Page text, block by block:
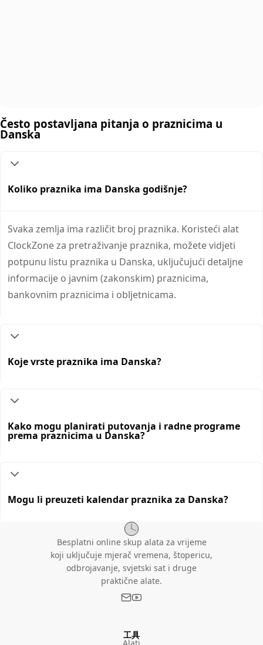
Često postavljana pitanja o praznicima u
Danska
Koliko praznika ima Danska godišnje?
Svaka zemlja ima različit broj praznika. Koristeći alat
ClockZone za pretraživanje praznika, možete vidjeti
potpunu listu praznika u Danska, uključujući detaljne
informacije o javnim (zakonskim) praznicima,
bankovnim praznicima i obljetnicama.
Koje vrste praznika ima Danska?
Kako mogu planirati putovanja i radne programe
prema praznicima u Danska?
Mogu li preuzeti kalendar praznika za Danska?
Besplatni online skup alata za vrijeme
koji uključuje mjerač vremena, štopericu,
odbrojavanje, svjetski sat i druge
praktične alate.
工具